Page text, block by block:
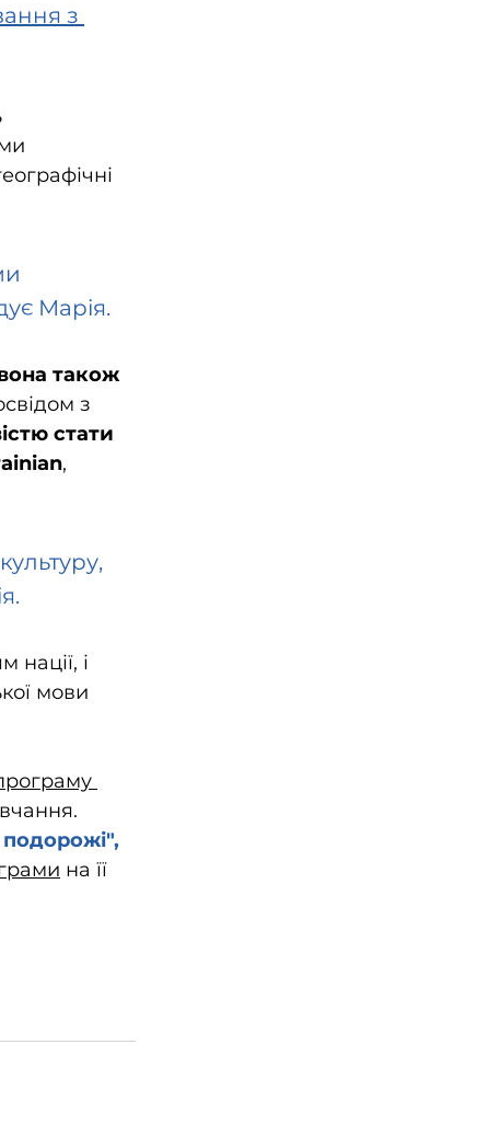
з
Марія.
також
з
стати
,
і
мови
на її